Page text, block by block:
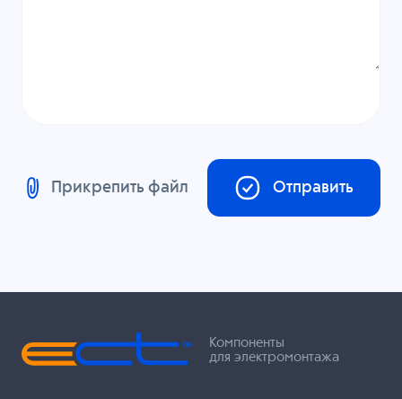
Прикрепить файл Отправить
Компоненты
для электромонтажа